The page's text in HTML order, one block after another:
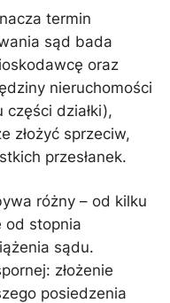
termin
sąd bada
oraz
nieruchomości
działki),
złożyć sprzeciw,
przesłanek.
różny – od kilku
od stopnia
sądu.
złożenie
posiedzenia